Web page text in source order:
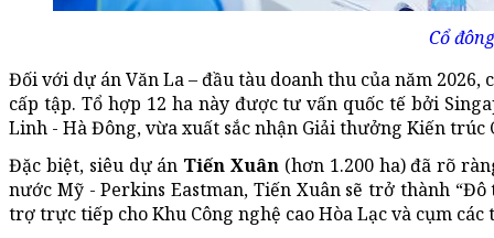
Cổ
Đối với dự án Văn La – đầu tàu doanh thu của năm
cấp tập. Tổ hợp 12 ha này được tư vấn quốc tế bởi
Linh - Hà Đông, vừa xuất sắc nhận Giải thưởng Kiến trúc
Đặc biệt, siêu dự án Tiến Xuân (hơn 1.200 ha) đã rõ
nước Mỹ - Perkins Eastman, Tiến Xuân sẽ trở thành
trợ trực tiếp cho Khu Công nghệ cao Hòa Lạc và cụm